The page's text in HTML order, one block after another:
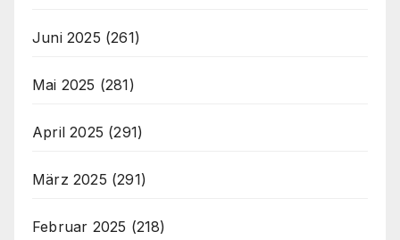
Juni 2025 (261)
Mai 2025 (281)
April 2025 (291)
März 2025 (291)
Februar 2025 (218)